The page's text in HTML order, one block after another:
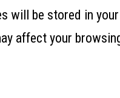
will be stored in
affect your